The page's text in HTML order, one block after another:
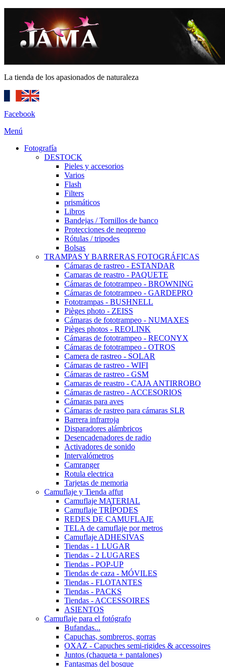
La tienda de los apasionados de naturaleza
Facebook
Menú
Fotografía
DESTOCK
Pieles y accesorios
Varios
Flash
Filters
prismáticos
Libros
Bandejas / Tornillos de banco
Protecciones de neopreno
Rótulas / tripodes
Bolsas
TRAMPAS Y BARRERAS FOTOGRÁFICAS
Cámaras de rastreo - ESTANDAR
Camaras de reastro - PAQUETE
Cámaras de fototrampeo - BROWNING
Cámaras de fototrampeo - GARDEPRO
Fototrampas - BUSHNELL
Pièges photo - ZEISS
Cámaras de fototrampeo - NUMAXES
Pièges photos - REOLINK
Cámaras de fototrampeo - RECONYX
Cámaras de fototrampeo - OTROS
Camera de rastreo - SOLAR
Cámaras de rastreo - WIFI
Cámaras de rastreo - GSM
Camaras de reastro - CAJA ANTIRROBO
Cámaras de rastreo - ACCESORIOS
Cámaras para aves
Cámaras de rastreo para cámaras SLR
Barrera infrarroja
Disparadores alámbricos
Desencadenadores de radio
Activadores de sonido
Intervalómetros
Camranger
Rotula electrica
Tarjetas de memoria
Camuflaje y Tienda affut
Camuflaje MATERIAL
Camuflaje TRÍPODES
REDES DE CAMUFLAJE
TELA de camuflaje por metros
Camuflaje ADHESIVAS
Tiendas - 1 LUGAR
Tiendas - 2 LUGARES
Tiendas - POP-UP
Tiendas de caza - MÓVILES
Tiendas - FLOTANTES
Tiendas - PACKS
Tiendas - ACCESSOIRES
ASIENTOS
Camuflaje para el fotógrafo
Bufandas...
Capuchas, sombreros, gorras
OXAZ - Capuches semi-rigides & accessoires
Juntos (chaqueta + pantalones)
Fantasmas del bosque